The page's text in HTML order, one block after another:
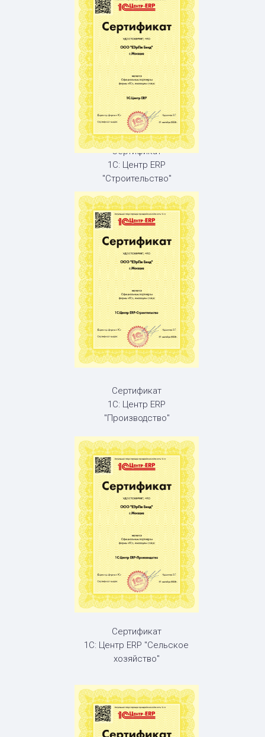
Сертификат
1С: Центр ERP
"Производство"
Сертификат
1С: Центр ERP
"Строительство"
Сертификат
1С: Центр ERP "Сельское
хозяйство"